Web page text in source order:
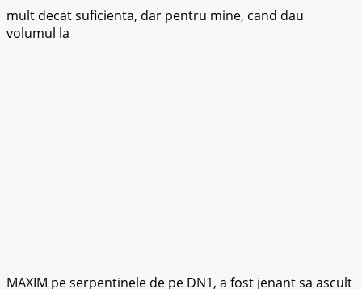
mult decat suficienta, dar pentru mine, cand dau
volumul la
MAXIM pe serpentinele de pe DN1, a fost jenant sa ascult